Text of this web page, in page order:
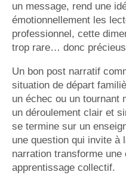
un message, rend une
émotionnellement les
professionnel, cette
trop rare… donc
Un bon post narratif
situation de départ
un échec ou un tournant
un déroulement clair et
se termine sur un
une question qui invite à
narration transforme
apprentissage collectif.